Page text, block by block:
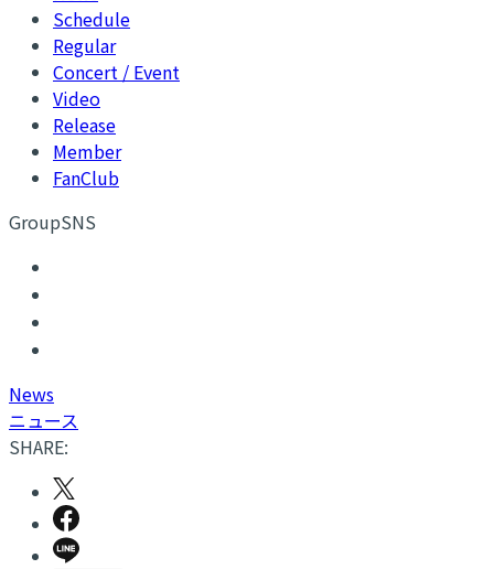
Schedule
Regular
Concert / Event
Video
Release
Member
FanClub
GroupSNS
News
ニュース
SHARE: